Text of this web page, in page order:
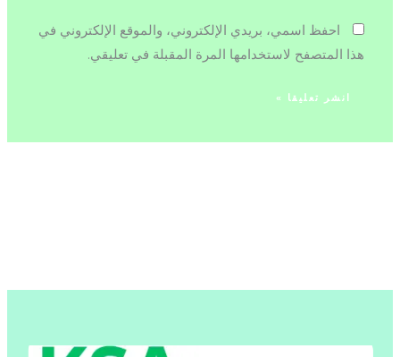
احفظ اسمي، بريدي الإلكتروني، والموقع الإلكتروني في
هذا المتصفح لاستخدامها المرة المقبلة في تعليقي.